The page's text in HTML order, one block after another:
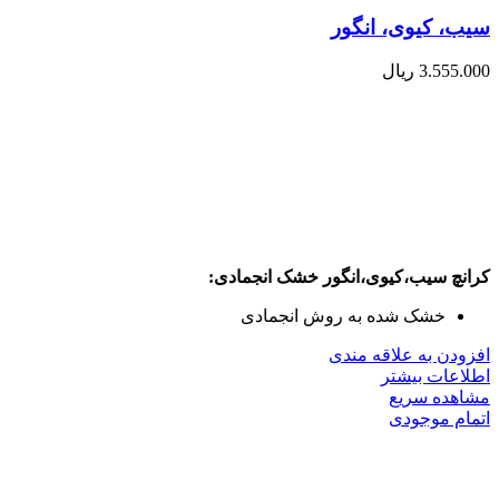
سیب، کیوی، انگور
3.555.000 ریال
کرانچ سیب،کیوی،انگور خشک انجمادی:
خشک شده به روش انجمادی
افزودن به علاقه مندی
اطلاعات بیشتر
مشاهده سریع
اتمام موجودی